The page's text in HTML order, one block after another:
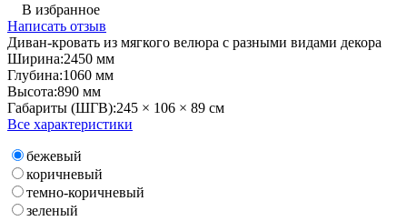
В избранное
Написать отзыв
Диван-кровать из мягкого велюра с разными видами декора
Ширина:2450 мм
Глубина:1060 мм
Высота:890 мм
Габариты (ШГВ):245 × 106 × 89 см
Все характеристики
бежевый
коричневый
темно-коричневый
зеленый